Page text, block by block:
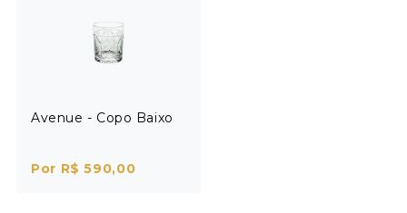
Avenue - Copo Baixo
Por R$ 590,00